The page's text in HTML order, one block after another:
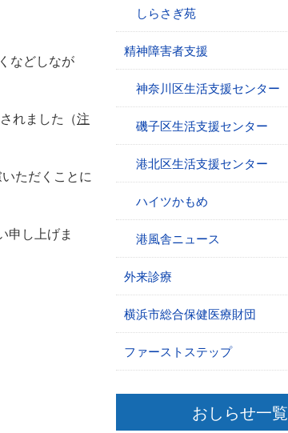
などしなが
れました（注
ただくことに
申し上げま
しらさぎ苑
精神障害者支援
神奈川区生活支援センター
磯子区生活支援センター
港北区生活支援センター
ハイツかもめ
港風舎ニュース
外来診療
横浜市総合保健医療財団
ファーストステップ
おしらせ一覧